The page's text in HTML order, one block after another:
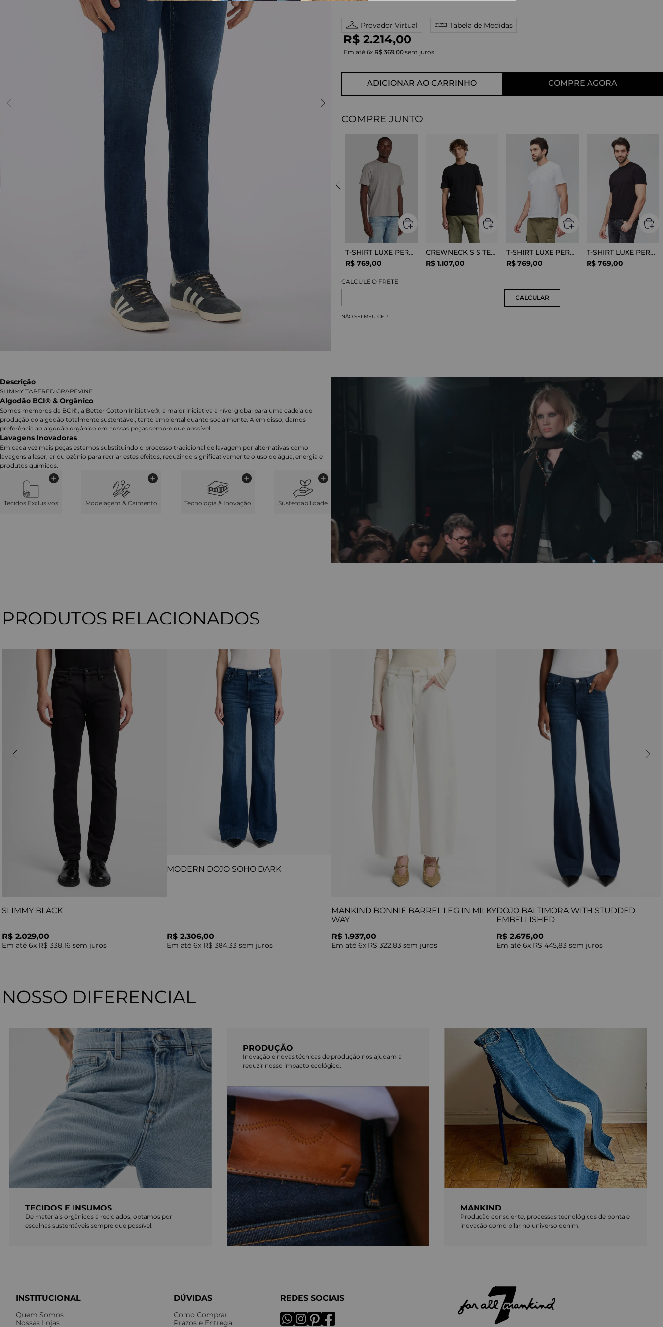
Provador Virtual Tabela de Medidas
R$ 2.214,00
Em até 6x R$ 369,00 sem juros
ADICIONAR AO CARRINHO COMPRE AGORA
COMPRE JUNTO
T-SHIRT LUXE PERFOR GREY MELANGE
R$ 769,00
CREWNECK S S TEE COTTON BLACK
R$ 1.107,00
T-SHIRT LUXE PERFORMANCE WHITE
R$ 769,00
T-SHIRT LUXE PERFORMANCE BLACK
R$ 769,00
NÃO SEI MEU CEP
Descrição
SLIMMY TAPERED GRAPEVINE
Algodão BCI® & Orgânico
Somos membros da BCI®, a Better Cotton Initiative®, a maior iniciativa a nível global para uma cadeia de
produção do algodão totalmente sustentável, tanto ambiental quanto socialmente. Além disso, damos
preferência ao algodão orgânico em nossas peças sempre que possível.
Lavagens Inovadoras
Em cada vez mais peças estamos substituindo o processo tradicional de lavagem por alternativas como
lavagens a laser, ar ou ozônio para recriar estes efeitos, reduzindo significativamente o uso de água, energia e
produtos químicos.
Tecidos Exclusivos Modelagem & Caimento Tecnologia & Inovação Sustentabilidade
PRODUTOS RELACIONADOS
SLIMMY BLACK
R$ 2.029,00
Em até 6x R$ 338,16 sem juros
MODERN DOJO SOHO DARK
R$ 2.306,00
Em até 6x R$ 384,33 sem juros
MANKIND BONNIE BARREL LEG IN MILKY
WAY
R$ 1.937,00
Em até 6x R$ 322,83 sem juros
DOJO BALTIMORA WITH STUDDED
EMBELLISHED
R$ 2.675,00
Em até 6x R$ 445,83 sem juros
NOSSO DIFERENCIAL
TECIDOS E INSUMOS
De materiais orgânicos a reciclados, optamos por
escolhas sustentáveis sempre que possível.
PRODUÇÃO
Inovação e novas técnicas de produção nos ajudam a
reduzir nosso impacto ecológico.
MANKIND
Produção consciente, processos tecnológicos de ponta e
inovação como pilar no universo denim.
INSTITUCIONAL
Quem Somos
Nossas Lojas
DÚVIDAS
Como Comprar
Prazos e Entrega
REDES SOCIAIS